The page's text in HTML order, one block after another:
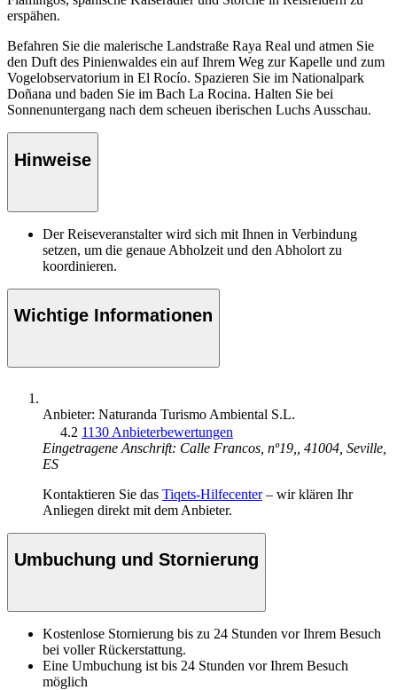
erspähen.
Befahren Sie die malerische Landstraße Raya Real und atmen Sie
den Duft des Pinienwaldes ein auf Ihrem Weg zur Kapelle und zum
Vogelobservatorium in El Rocío. Spazieren Sie im Nationalpark
Doñana und baden Sie im Bach La Rocina. Halten Sie bei
Sonnenuntergang nach dem scheuen iberischen Luchs Ausschau.
Hinweise
Der Reiseveranstalter wird sich mit Ihnen in Verbindung
setzen, um die genaue Abholzeit und den Abholort zu
koordinieren.
Wichtige Informationen
Anbieter: Naturanda Turismo Ambiental S.L.
4.2 1130 Anbieterbewertungen
Eingetragene Anschrift: Calle Francos, nº19,, 41004, Seville,
ES
Kontaktieren Sie das Tiqets-Hilfecenter– wir klären Ihr
Anliegen direkt mit dem Anbieter.
Umbuchung und Stornierung
Kostenlose Stornierung bis zu 24 Stunden vor Ihrem Besuch
bei voller Rückerstattung.
Eine Umbuchung ist bis 24 Stunden vor Ihrem Besuch
möglich